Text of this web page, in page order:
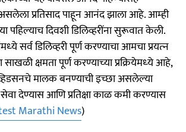
प्रतिसाद पाहून आनंद झाला आहे. आम्‍ही
पहिल्‍याच दिवशी डिलिव्‍हरींना सुरूवात केली.
सर्व डिलिव्‍हरी पूर्ण करण्‍याचा आमचा प्रयत्‍न
क्षमता पूर्ण करण्‍याच्‍या प्रक्रियेमध्‍ये आहे,
मालक बनण्‍याची इच्छा असलेल्‍या
सेवा देण्‍यास आणि प्रतिक्षा काळ कमी करण्‍यास
Marathi News)